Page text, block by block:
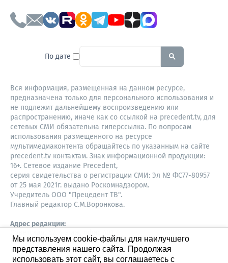
По дате To search this site, enter a
Вся информация, размещенная на данном ресурсе,
предназначена только для персонального использования и
не подлежит дальнейшему воспроизведению или
распространению, иначе как со ссылкой на precedent.tv, для
сетевых СМИ обязательна гиперссылка. По вопросам
использования размещенного на ресурсе
мультимедиаконтента обращайтесь по указанным на сайте
precedent.tv контактам. Знак информационной продукции:
16+. Сетевое издание Precedent,
серия свидетельства о регистрации СМИ: Эл № ФС77-80957
от 25 мая 2021г. выдано Роскомнадзором.
Учредитель ООО "Прецедент ТВ".
Главный редактор С.М.Воронкова.
Адрес редакции:
630087,
Новосибирск
8-960-779-12-96,
Мы используем cookie-файлы для наилучшего
представления нашего сайта. Продолжая
использовать этот сайт, вы соглашаетесь с